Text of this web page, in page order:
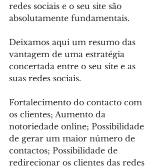
redes sociais e o seu site são
absolutamente fundamentais.
Deixamos aqui um resumo das
vantagem de uma estratégia
concertada entre o seu site e as
suas redes sociais.
Fortalecimento do contacto com
os clientes; Aumento da
notoriedade online; Possibilidade
de gerar um maior número de
contactos; Possibilidade de
redirecionar os clientes das redes